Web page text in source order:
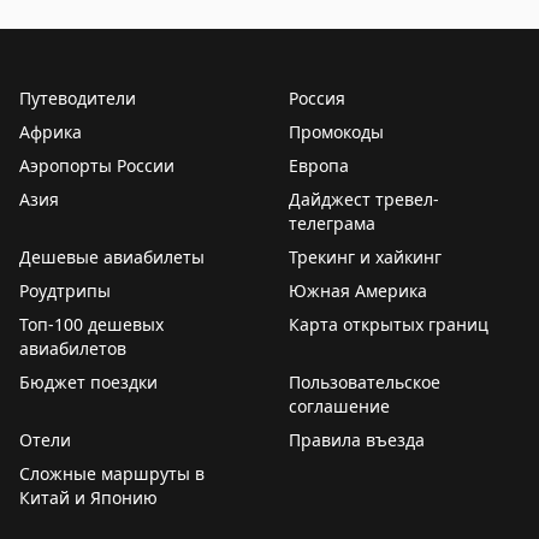
реальности. И этот
#отельнедели– тоже как
прекрасный сон, от которого боишься проснуться.
Видеообзор номера и детали – в комментариях
Путеводители
Россия
Африка
Промокоды
Аэропорты России
Европа
Азия
Дайджест тревел-
телеграма
Дешевые авиабилеты
Трекинг и хайкинг
Роудтрипы
Южная Америка
Топ-100 дешевых
авиабилетов
Карта открытых границ
Бюджет поездки
Пользовательское
соглашение
Отели
Правила въезда
Сложные маршруты в
Китай и Японию